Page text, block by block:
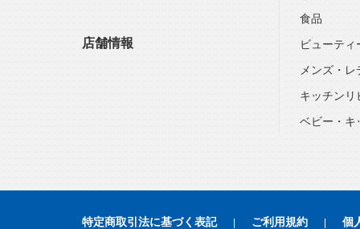
店舗情報
食品
ビューティ
メンズ・レ
キッチンリ
ベビー・キ
特定商取引法に基づく表記 ご利用規約 個